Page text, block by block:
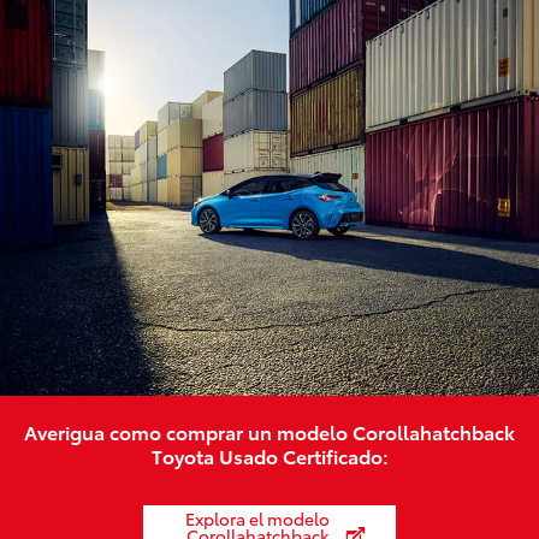
Averigua como comprar un modelo Corollahatchback
Toyota Usado Certificado:
Explora el modelo